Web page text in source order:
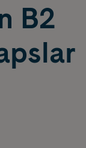
B2